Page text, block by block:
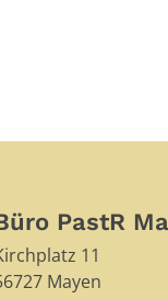
PastR
11
Mayen